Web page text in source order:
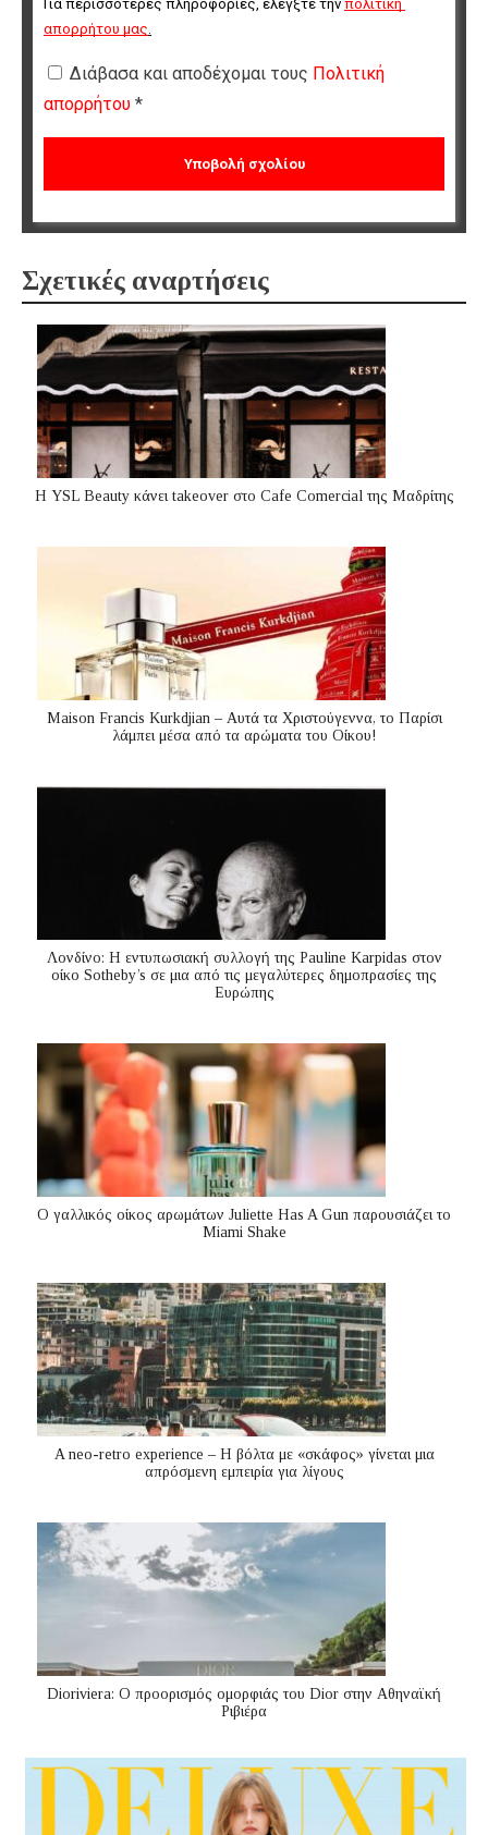
Για περισσότερες πληροφορίες, ελέγξτε την πολιτική
απορρήτου μας
Διάβασα και αποδέχομαι τους Πολιτική
απορρήτου *
Σχετικές αναρτήσεις
Η YSL Beauty κάνει takeover στο Cafe Comercial της Μαδρίτης
Maison Francis Kurkdjian – Αυτά τα Χριστούγεννα, το Παρίσι
λάμπει μέσα από τα αρώματα του Οίκου!
Λονδίνο: Η εντυπωσιακή συλλογή της Pauline Karpidas στον
οίκο Sotheby’s σε μια από τις μεγαλύτερες δημοπρασίες της
Ευρώπης
Ο γαλλικός οίκος αρωμάτων Juliette Has A Gun παρουσιάζει το
Miami Shake
A neo-retro experience – Η βόλτα με «σκάφος» γίνεται μια
απρόσμενη εμπειρία για λίγους
Dioriviera: Ο προορισμός ομορφιάς του Dior στην Αθηναϊκή
Ριβιέρα